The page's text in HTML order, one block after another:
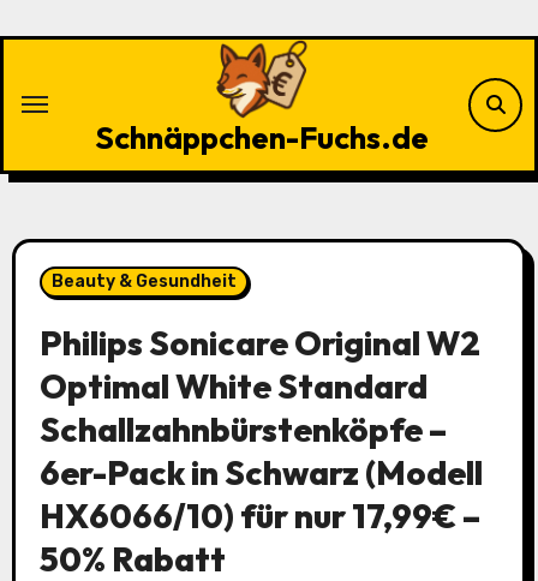
Schnäppchen-Fuchs.de
Beauty & Gesundheit
Philips Sonicare Original W2
Optimal White Standard
Schallzahnbürstenköpfe –
6er-Pack in Schwarz (Modell
HX6066/10) für nur 17,99€ –
50% Rabatt